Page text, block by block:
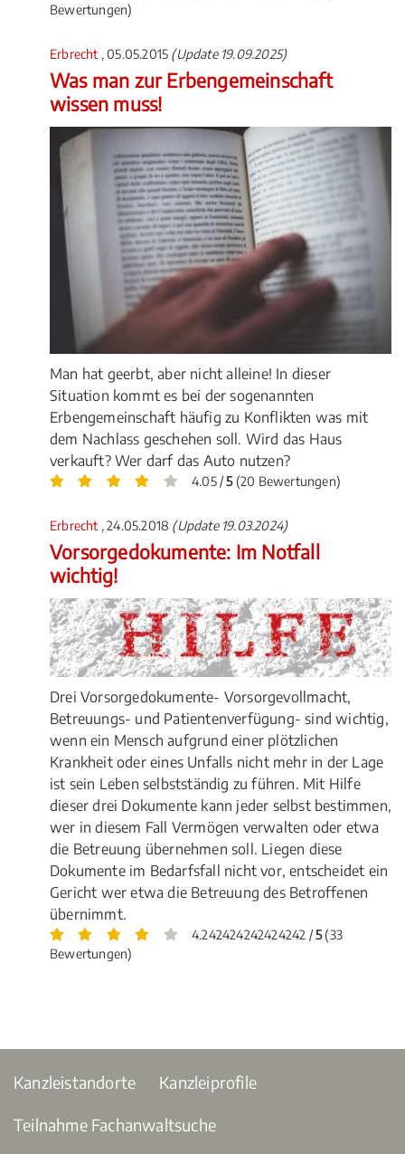
Bewertungen)
Erbrecht , 05.05.2015 (Update 19.09.2025)
Was man zur Erbengemeinschaft
wissen muss!
Man hat geerbt, aber nicht alleine! In dieser
Situation kommt es bei der sogenannten
Erbengemeinschaft häufig zu Konflikten was mit
dem Nachlass geschehen soll. Wird das Haus
verkauft? Wer darf das Auto nutzen?
4.05 /5(20 Bewertungen)
Erbrecht , 24.05.2018 (Update 19.03.2024)
Vorsorgedokumente: Im Notfall
wichtig!
Drei Vorsorgedokumente- Vorsorgevollmacht,
Betreuungs- und Patientenverfügung- sind wichtig,
wenn ein Mensch aufgrund einer plötzlichen
Krankheit oder eines Unfalls nicht mehr in der Lage
ist sein Leben selbstständig zu führen. Mit Hilfe
dieser drei Dokumente kann jeder selbst bestimmen,
wer in diesem Fall Vermögen verwalten oder etwa
die Betreuung übernehmen soll. Liegen diese
Dokumente im Bedarfsfall nicht vor, entscheidet ein
Gericht wer etwa die Betreuung des Betroffenen
übernimmt.
4.242424242424242 /5(33
Bewertungen)
Kanzleistandorte Kanzleiprofile
Teilnahme Fachanwaltsuche